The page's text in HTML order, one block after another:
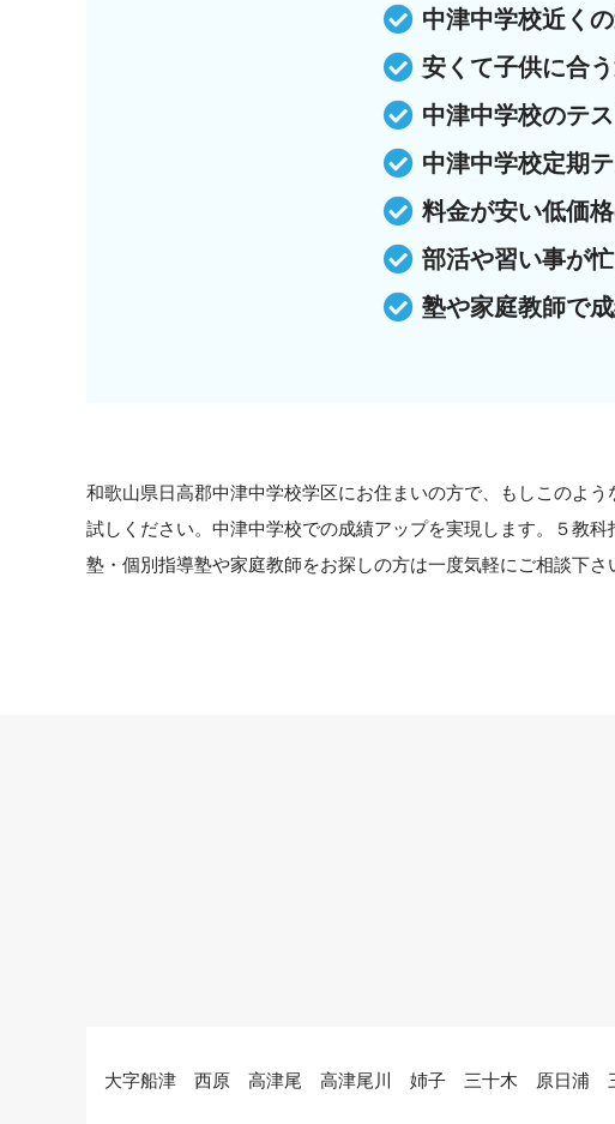
中津中学校近く
安くて子供に合
中津中学校のテ
中津中学校定期
料金が安い低価
部活や習い事が
塾や家庭教師で
和歌山県日高郡中津中学校学区にお住まいの方で、もしこのよ
試しください。中津中学校での成績アップを実現します。５教
塾・個別指導塾や家庭教師をお探しの方は一度気軽にご相談下さ
大字船津 西原 高津尾 高津尾川 姉子 三十木 原日